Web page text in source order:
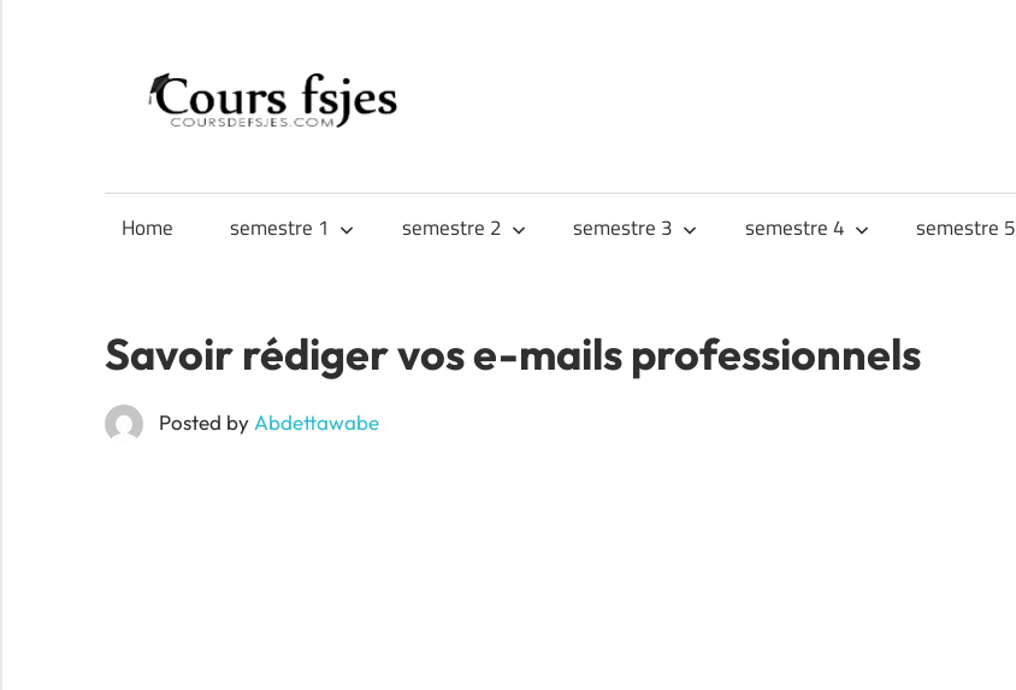
content
FSJES
Home semestre 1 semestre 2 semestre 3 semestre 4 semestre 5
Savoir rédiger vos e-mails professionnels
Posted by Abdettawabe